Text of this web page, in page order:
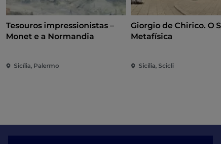
Tesouros impressionistas –
Monet e a Normandia
Sicília, Palermo
Giorgio de Chirico. O
Metafísica
Sicília, Scicli